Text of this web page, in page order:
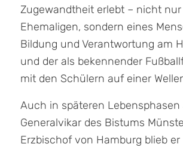
Zugewandtheit erlebt – nicht nur
Ehemaligen, sondern eines
Bildung und Verantwortung am
und der als bekennender
mit den Schülern auf einer
Auch in späteren Lebensphasen
Generalvikar des Bistums
Erzbischof von Hamburg blieb er